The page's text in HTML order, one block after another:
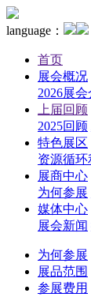
language：
首页
展会概况
2026展会
上届回顾
2025回顾
特色展区
资源循
展商中心
为何参展
媒体中心
展会新闻
为何参展
展品范围
参展费用